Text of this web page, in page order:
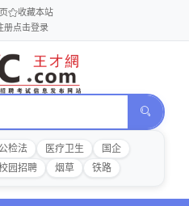
收藏本站
册点击登录
公检法 医疗卫生
国企
园招聘 烟草 铁路